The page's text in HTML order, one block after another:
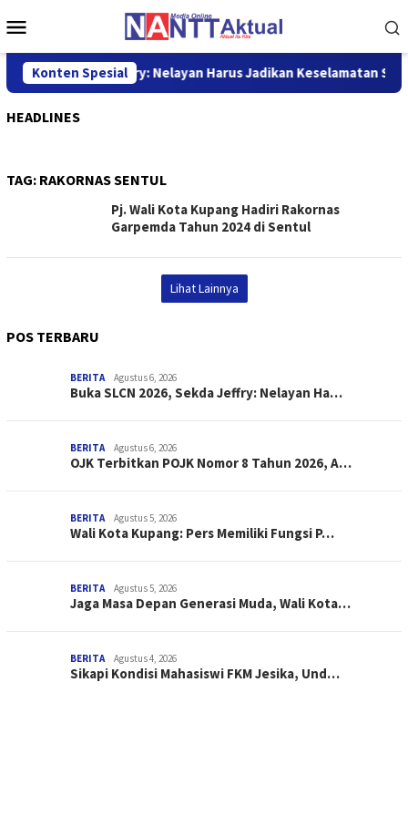
ke
Mobile
Konten Spesial
2026, Sekda Jeffry: Nelayan Harus Jadikan Keselamatan
HEADLINES
TAG: RAKORNAS SENTUL
Pj. Wali Kota Kupang Hadiri Rakornas
Garpemda Tahun 2024 di Sentul
Lihat Lainnya
POS TERBARU
BERITA Agustus 6, 2026
Buka SLCN 2026, Sekda Jeffry: Nelayan Ha…
BERITA Agustus 6, 2026
OJK Terbitkan POJK Nomor 8 Tahun 2026, A…
BERITA Agustus 5, 2026
Wali Kota Kupang: Pers Memiliki Fungsi P…
BERITA Agustus 5, 2026
Jaga Masa Depan Generasi Muda, Wali Kota…
BERITA Agustus 4, 2026
Sikapi Kondisi Mahasiswi FKM Jesika, Und…